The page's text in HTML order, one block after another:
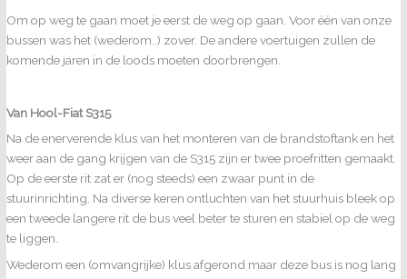
Om op weg te gaan moet je eerst de weg op gaan. Voor één van onze
bussen was het (wederom..) zover. De andere voertuigen zullen de
komende jaren in de loods moeten doorbrengen.
Van Hool-Fiat S315
Na de enerverende klus van het monteren van de brandstoftank en het
weer aan de gang krijgen van de S315 zijn er twee proefritten gemaakt.
Op de eerste rit zat er (nog steeds) een zwaar punt in de
stuurinrichting. Na diverse keren ontluchten van het stuurhuis bleek op
een tweede langere rit de bus veel beter te sturen en stabiel op de weg
te liggen.
Wederom een (omvangrijke) klus afgerond maar deze bus is nog lang